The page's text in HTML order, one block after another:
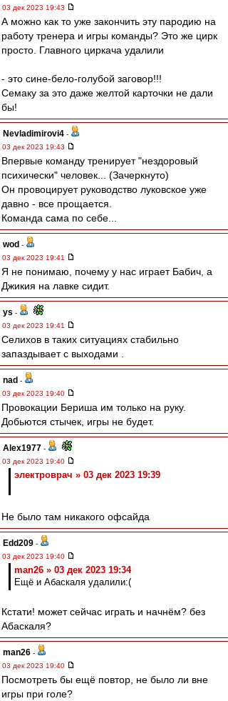
03 дек 2023 19:43
А можно как то уже закончить эту пародию на
работу тренера и игры команды? Это же цирк
просто. Главного циркача удалили
- это сине-бело-голубой заговор!!!
Семаку за это даже желтой карточки не дали
бы!
Nevladimirovi4 -
03 дек 2023 19:43
Впервые команду тренирует "нездоровый
психически" человек... (Зачеркнуто)
Он провоцирует руководство луковское уже
давно - все прощается.
Команда сама по себе...
wod -
03 дек 2023 19:41
Я не понимаю, почему у нас играет Бабич, а
Джикия на лавке сидит.
ys -
03 дек 2023 19:41
Селихов в таких ситуациях стабильно
запаздывает с выходами .
nad -
03 дек 2023 19:40
Провокации Бериша им только на руку.
Добьются стычек, игры не будет.
Alex1977 -
03 дек 2023 19:40
электроврач » 03 дек 2023 19:39
Не было там никакого офсайда
Edd209 -
03 дек 2023 19:40
man26 » 03 дек 2023 19:34
Ещё и Абаскаля удалили:(
Кстати! может сейчас играть и начнём? без
Абаскаля?
man26 -
03 дек 2023 19:40
Посмотреть бы ещё повтор, не было ли вне
игры при голе?